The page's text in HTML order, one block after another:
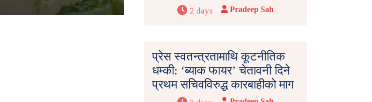
2 days Pradeep Sah
प्रेस स्वतन्त्रतामाथि कूटनीतिक
धम्की: ‘ब्याक फायर’ चेतावनी दिने
प्रथम सचिवविरुद्ध कारबाहीको माग